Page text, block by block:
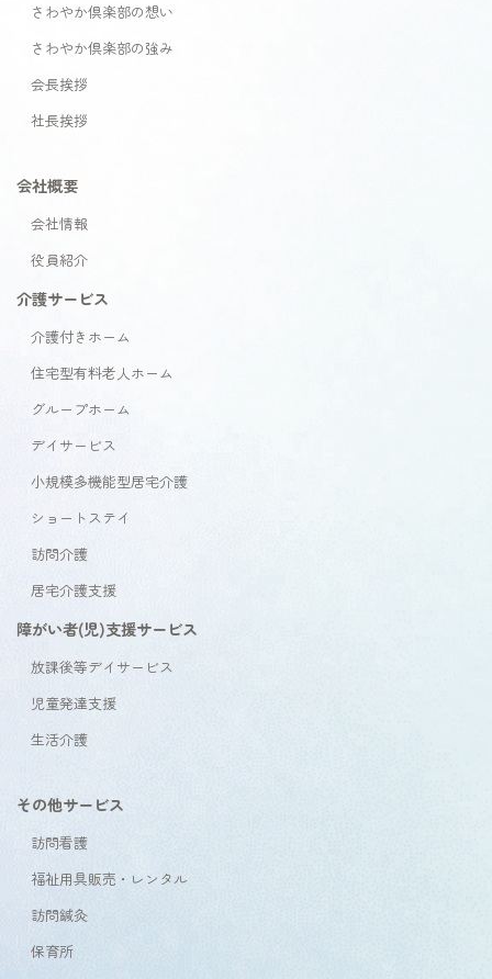
さわやか倶楽部の想い
さわやか倶楽部の強み
会長挨拶
社長挨拶
会社概要
会社情報
役員紹介
介護サービス
介護付きホーム
住宅型有料老人ホーム
グループホーム
デイサービス
小規模多機能型居宅介護
ショートステイ
訪問介護
居宅介護支援
障がい者(児)支援サービス
放課後等デイサービス
児童発達支援
生活介護
その他サービス
訪問看護
福祉用具販売・レンタル
訪問鍼灸
保育所